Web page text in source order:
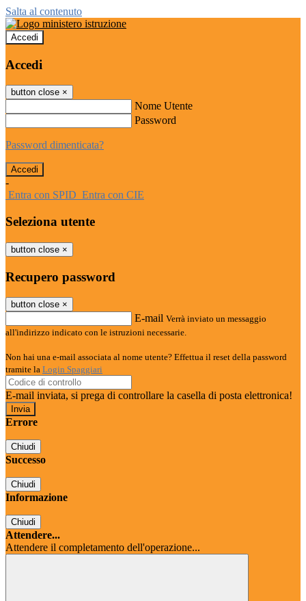
Salta al contenuto
Accedi
Accedi
button close ×
Nome Utente
Password
Password dimenticata?
-
Entra con SPID Entra con CIE
Seleziona utente
button close ×
Recupero password
button close ×
E-mail Verrà inviato un messaggio
all'indirizzo indicato con le istruzioni necessarie.
Non hai una e-mail associata al nome utente? Effettua il reset della password
tramite la Login Spaggiari
E-mail inviata, si prega di controllare la casella di posta elettronica!
Errore
Chiudi
Successo
Chiudi
Informazione
Chiudi
Attendere...
Attendere il completamento dell'operazione...